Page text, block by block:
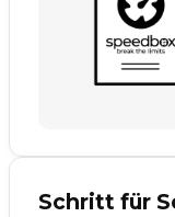
Schritt für